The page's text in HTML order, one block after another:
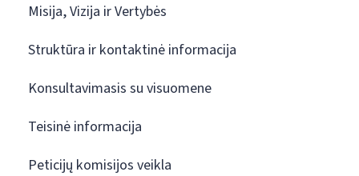
Misija, Vizija ir Vertybės
Struktūra ir kontaktinė informacija
Konsultavimasis su visuomene
Teisinė informacija
Peticijų komisijos veikla